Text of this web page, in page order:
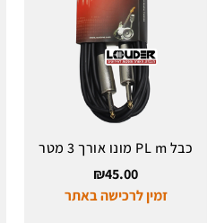
כבל PL m מונו אורך 3 מטר
₪45.00
זמין לרכישה באתר